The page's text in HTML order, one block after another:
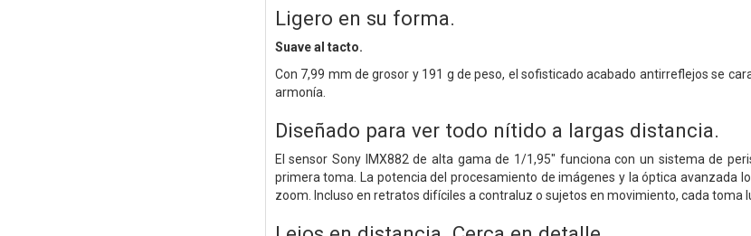
Ligero en su forma.
Suave al tacto.
Con 7,99 mm de grosor y 191 g de peso, el sofisticado acabado antirreflejos se
armonía.
Diseñado para ver todo nítido a largas distancia.
El sensor Sony IMX882 de alta gama de 1/1,95" funciona con un sistema de
primera toma. La potencia del procesamiento de imágenes y la óptica avanzada
zoom. Incluso en retratos difíciles a contraluz o sujetos en movimiento, cada toma